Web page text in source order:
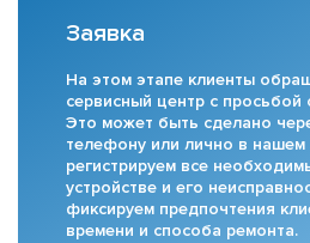
Заявка
На этом этапе клиенты
сервисный центр с просьбой
Это может быть сделано
телефону или лично в
регистрируем все
устройстве и его
фиксируем предпочтения
времени и способа ремонта.